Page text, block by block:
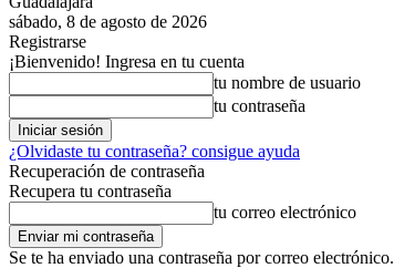
sábado, 8 de agosto de 2026
Registrarse
¡Bienvenido! Ingresa en tu cuenta
tu nombre de usuario
tu contraseña
¿Olvidaste tu contraseña? consigue ayuda
Recuperación de contraseña
Recupera tu contraseña
tu correo electrónico
Se te ha enviado una contraseña por correo electrónico.